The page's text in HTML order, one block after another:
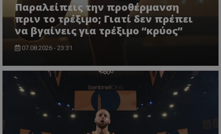
Παραλείπεις την προθέρμανση
πριν το τρέξιμο; Γιατί δεν πρέπει
να βγαίνεις για τρέξιμο “κρύος”
07.08.2026 - 23:31